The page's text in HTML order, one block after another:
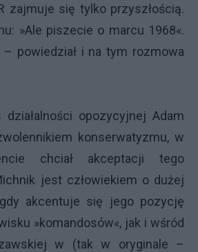
zajmuje się tylko przyszłością.
»Ale piszecie o marcu 1968«.
– powiedział i na tym rozmowa
działalności opozycyjnej Adam
konserwatyzmu, w
chciał akceptacji tego
jest człowiekiem o dużej
akcentuje się jego pozycję
»komandosów«, jak i wśród
w (tak w oryginale –